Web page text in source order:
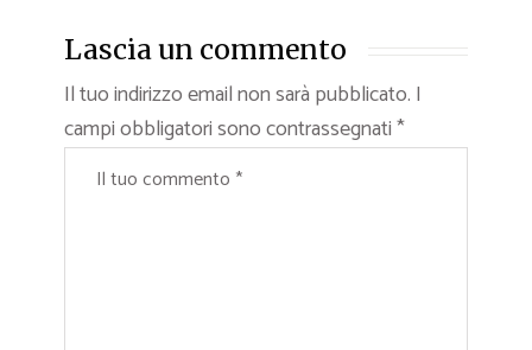
Lascia un commento
Il tuo indirizzo email non sarà pubblicato. I
campi obbligatori sono contrassegnati*